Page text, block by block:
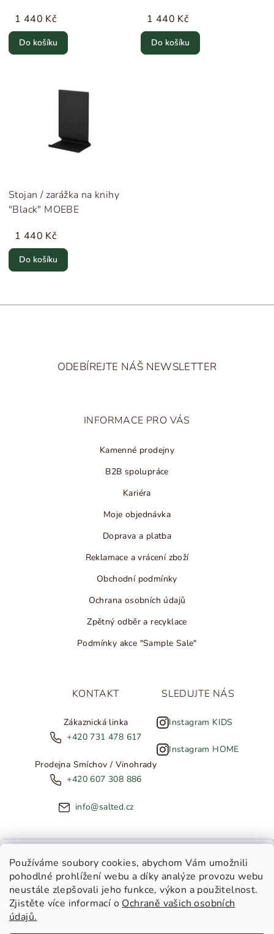
Používáme soubory cookies, abychom Vám umožnili
pohodlné prohlížení webu a díky analýze provozu webu
neustále zlepšovali jeho funkce, výkon a použitelnost.
Zjistěte více informací o Ochraně vašich osobních
údajů.
1 440 Kč
Do košíku
1 440 Kč
Do košíku
Stojan / zarážka na knihy
"Black" MOEBE
1 440 Kč
Do košíku
ODEBÍREJTE NÁŠ NEWSLETTER
INFORMACE PRO VÁS
Kamenné prodejny
B2B spolupráce
Kariéra
Moje objednávka
Doprava a platba
Reklamace a vrácení zboží
Obchodní podmínky
Ochrana osobních údajů
Zpětný odběr a recyklace
Podmínky akce "Sample Sale"
KONTAKT
Zákaznická linka
+420 731 478 617
Prodejna Smíchov / Vinohrady
+420 607 308 886
info@salted.cz
SLEDUJTE NÁS
Instagram KIDS
Instagram HOME
Copyright 2026SALTED. Všechna práva vyhrazena.Upravit
nastavení cookies
NOVINKY ZE SALTED
Toužíte dostávat novinky z